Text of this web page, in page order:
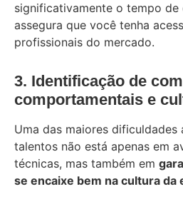
significativamente o tempo
assegura que você tenha
profissionais do mercado.
3. Identificação de
comportamentais e
Uma das maiores
talentos não está apenas em
técnicas, mas também em
se encaixe bem na cultura da